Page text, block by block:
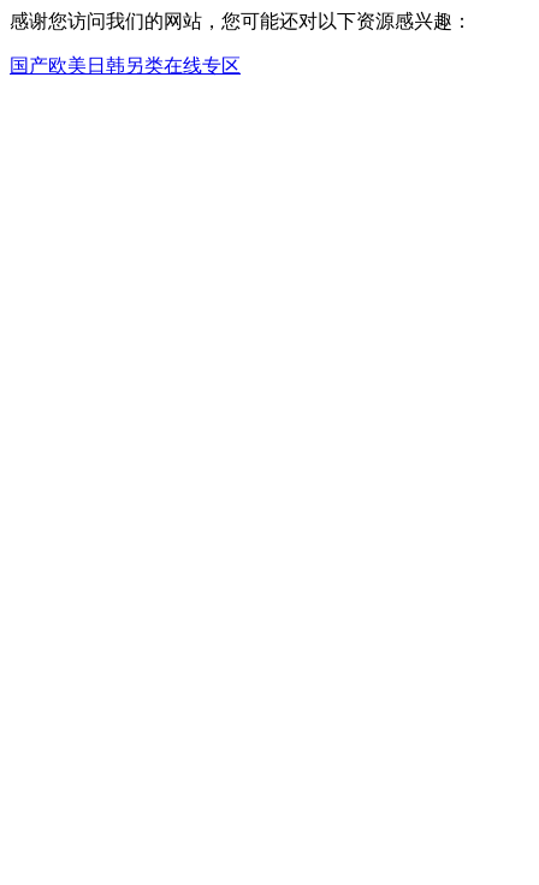
感谢您访问我们的网站，您可能还对以下资源感兴趣：
国产欧美日韩另类在线专区